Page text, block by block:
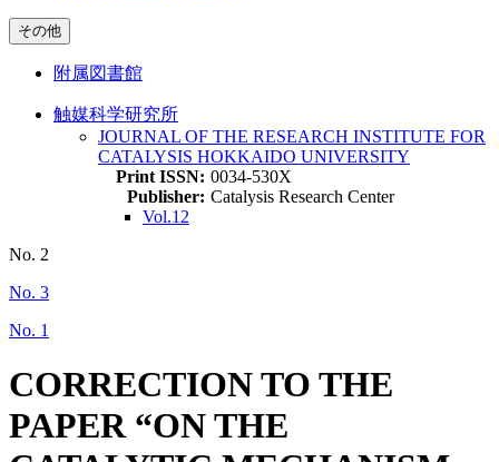
その他
附属図書館
触媒科学研究所
JOURNAL OF THE RESEARCH INSTITUTE FOR
CATALYSIS HOKKAIDO UNIVERSITY
Print ISSN: 0034-530X
Publisher: Catalysis Research Center
Vol.12
No. 2
No. 3
No. 1
CORRECTION TO THE
PAPER “ON THE